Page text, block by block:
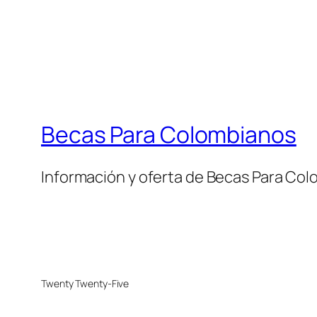
Becas Para Colombianos
Información y oferta de Becas Para
Twenty Twenty-Five